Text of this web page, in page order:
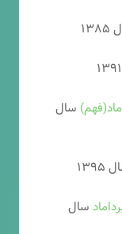
سال
سال